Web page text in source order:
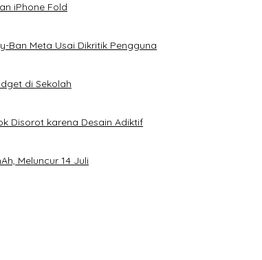
iPhone Fold
Ban Meta Usai Dikritik Pengguna
di Sekolah
Disorot karena Desain Adiktif
Meluncur 14 Juli